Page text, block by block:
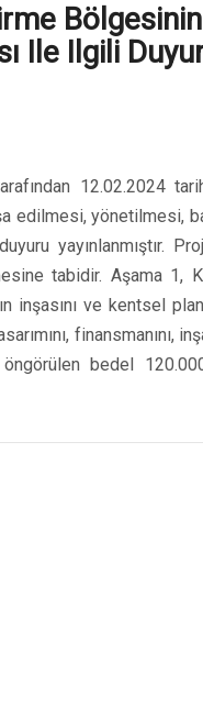
Bölgesinin
Ile Ilgili
12.02.2024
edilmesi, yönetilmesi,
yayınlanmıştır.
tabidir. Aşama 1,
inşasını ve kentsel
finansmanını,
bedel